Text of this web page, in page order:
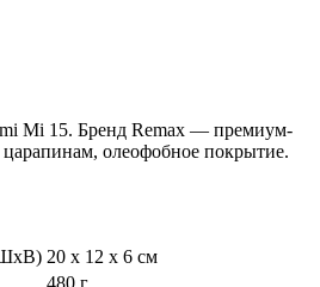
Mi 15. Бренд Remax — премиум-
царапинам, олеофобное покрытие.
20 x 12 x 6 см
480 г